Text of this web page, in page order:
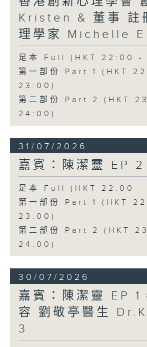
Kristen & 董事 註
理學家 Michelle
足本 Full (HKT 22:00 -
第一部份 Part 1 (HKT
23:00)
第二部份 Part 2 (HKT
24:00)
31/07/2026
嘉賓：陳潔靈 EP 2
足本 Full (HKT 22:00 -
第一部份 Part 1 (HKT
23:00)
第二部份 Part 2 (HKT
24:00)
30/07/2026
嘉賓：陳潔靈 EP 1
容 劉敬亭醫生
3